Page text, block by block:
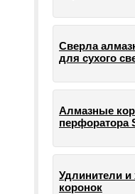
Сверла
для сухого
Алмазные
перфоратора
Удлинители
коронок